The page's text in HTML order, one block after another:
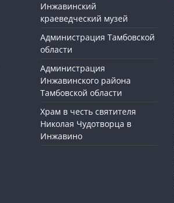
Инжавинский
краеведческий музей
Администрация Тамбовской
области
Администрация
Инжавинского района
Тамбовской области
Храм в честь святителя
Николая Чудотворца в
Инжавино